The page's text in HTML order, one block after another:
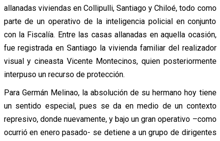
allanadas viviendas en Collipulli, Santiago y Chiloé, todo como
parte de un operativo de la inteligencia policial en conjunto
con la Fiscalía. Entre las casas allanadas en aquella ocasión,
fue registrada en Santiago la vivienda familiar del realizador
visual y cineasta Vicente Montecinos, quien posteriormente
interpuso un recurso de protección.
Para Germán Melinao, la absolución de su hermano hoy tiene
un sentido especial, pues se da en medio de un contexto
represivo, donde nuevamente, y bajo un gran operativo –como
ocurrió en enero pasado- se detiene a un grupo de dirigentes